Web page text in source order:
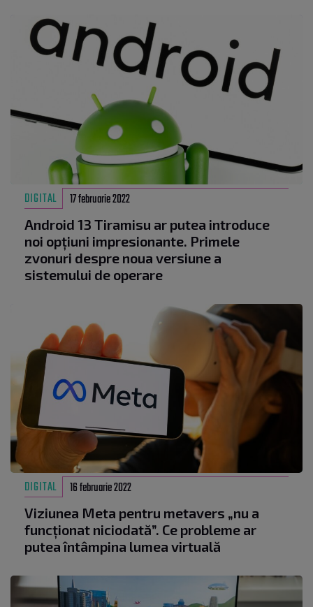
DIGITAL 17 februarie 2022
Android 13 Tiramisu ar putea introduce
noi opțiuni impresionante. Primele
zvonuri despre noua versiune a
sistemului de operare
DIGITAL 16 februarie 2022
Viziunea Meta pentru metavers „nu a
funcționat niciodată”. Ce probleme ar
putea întâmpina lumea virtuală